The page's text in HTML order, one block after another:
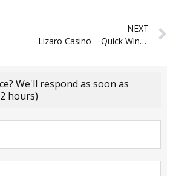
NEXT
Lizaro Casino – Quick Wins & High‑Intensity Gaming on the Go
We'll respond as soon as
hours)